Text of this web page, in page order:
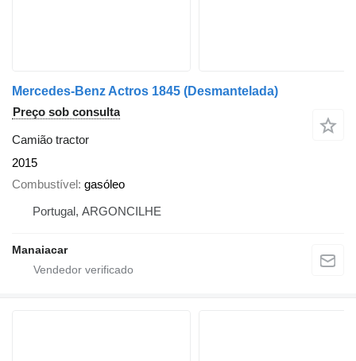
Mercedes-Benz Actros 1845 (Desmantelada)
Preço sob consulta
Camião tractor
2015
Combustível gasóleo
Portugal, ARGONCILHE
Manaiacar